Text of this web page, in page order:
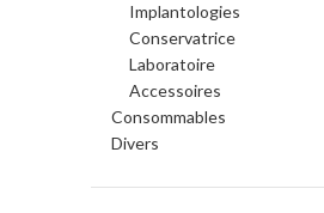
Implantologies
Conservatrice
Laboratoire
Accessoires
Consommables
Divers